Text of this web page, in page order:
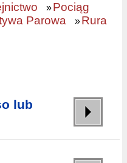
»Pociąg
Parowa »Rura
lub